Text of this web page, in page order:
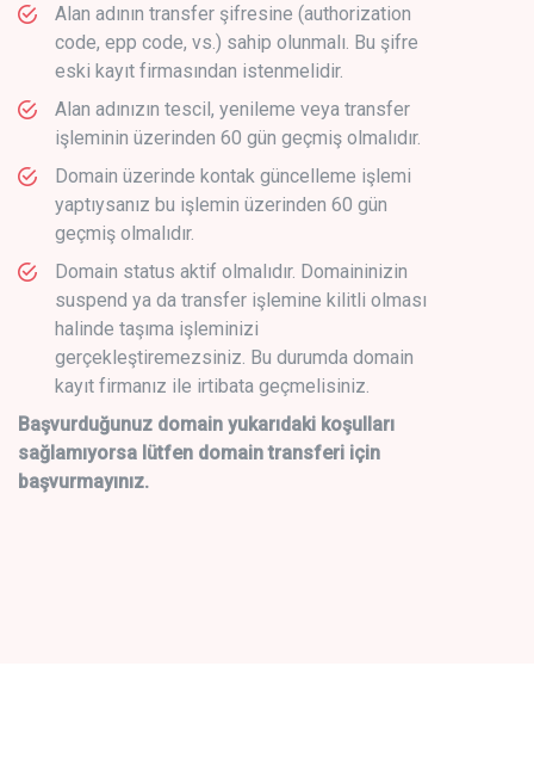
Alan adının transfer şifresine (authorization
code, epp code, vs.) sahip olunmalı. Bu şifre
eski kayıt firmasından istenmelidir.
Alan adınızın tescil, yenileme veya transfer
işleminin üzerinden 60 gün geçmiş olmalıdır.
Domain üzerinde kontak güncelleme işlemi
yaptıysanız bu işlemin üzerinden 60 gün
geçmiş olmalıdır.
Domain status aktif olmalıdır. Domaininizin
suspend ya da transfer işlemine kilitli olması
halinde taşıma işleminizi
gerçekleştiremezsiniz. Bu durumda domain
kayıt firmanız ile irtibata geçmelisiniz.
Başvurduğunuz domain yukarıdaki koşulları
sağlamıyorsa lütfen domain transferi için
başvurmayınız.